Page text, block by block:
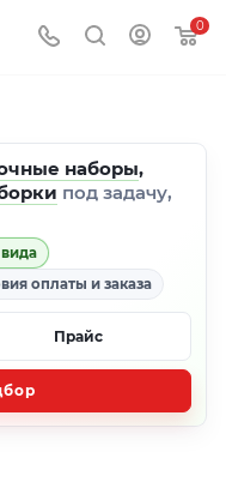
0
наборы,
под задачу,
оплаты и заказа
Прайс